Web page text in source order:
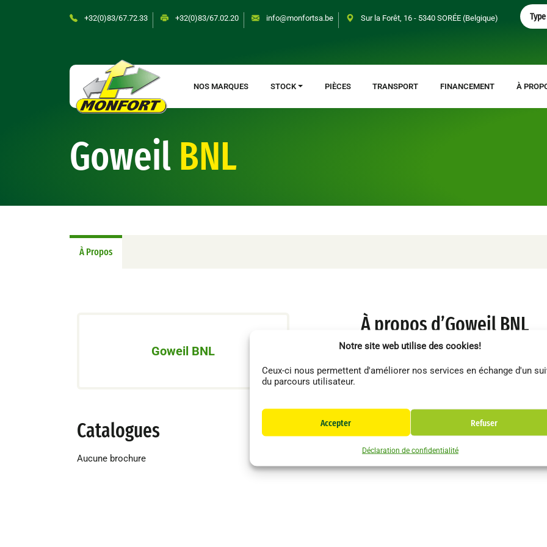
Notre site web utilise des cookies!
Ceux-ci nous permettent d'améliorer nos services en échange d'un
du parcours utilisateur.
Accepter Refuser
Déclaration de confidentialité
+32(0)83/67.72.33 +32(0)83/67.02.20 info@monfortsa.be Sur la Forêt, 16 - 5340 SORÉE (Belgique)
S
e
h
NOS MARQUES STOCK PIÈCES TRANSPORT FINANCEMENT À
Goweil BNL
À Propos
Goweil BNL
Catalogues
Aucune brochure
À propos d’Goweil BNL